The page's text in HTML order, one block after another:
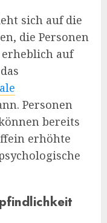
sich auf die
die Personen
auf
Personen
bereits
erhöhte